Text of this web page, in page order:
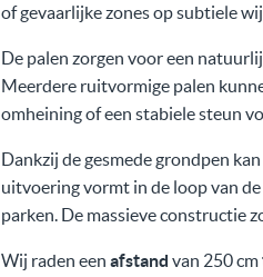
of gevaarlijke zones op subtiele
De palen zorgen voor een
Meerdere ruitvormige palen
omheining of een stabiele steun
Dankzij de gesmede grondpen
uitvoering vormt in de loop van
parken. De massieve constructie
Wij raden een afstand van 250 cm